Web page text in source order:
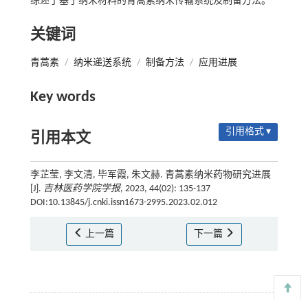
关键词
青蒿素 / 纳米递送系统 / 制备方法 / 应用进展
Key words
引用本文 引用格式 ▾
李芷莹, 李文清, 毕军霞, 朱文赫. 青蒿素纳米药物研究进展
[J]. 吉林医药学院学报, 2023, 44(02): 135-137
DOI:10.13845/j.cnki.issn1673-2995.2023.02.012
上一篇 下一篇